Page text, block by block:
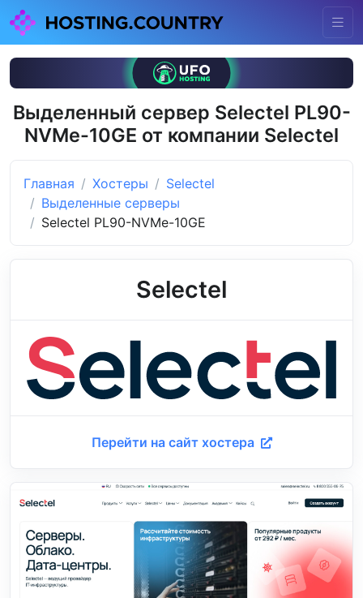
Выделенный сервер Selectel PL90-
NVMe-10GE от компании Selectel
Главная Хостеры
Selectel
Выделенные серверы
Selectel PL90-NVMe-10GE
Selectel
Перейти на сайт хостера